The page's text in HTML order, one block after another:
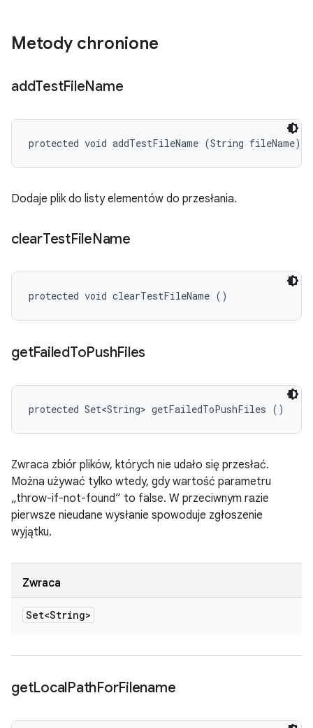
Metody chronione
addTestFileName
protected void addTestFileName (String fileName)
Dodaje plik do listy elementów do przesłania.
clearTestFileName
protected void clearTestFileName ()
getFailedToPushFiles
protected Set<String> getFailedToPushFiles ()
Zwraca zbiór plików, których nie udało się przesłać.
Można używać tylko wtedy, gdy wartość parametru
„throw-if-not-found” to false. W przeciwnym razie
pierwsze nieudane wysłanie spowoduje zgłoszenie
wyjątku.
Zwraca
Set<String>
getLocalPathForFilename